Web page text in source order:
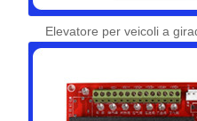
Elevatore per veicoli a